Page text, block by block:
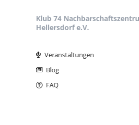
Klub 74
Hellersdorf e.V.
überspringen
Veranstaltungen
Blog
FAQ